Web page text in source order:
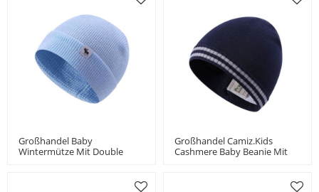
Großhandel Baby
Wintermütze Mit Double
Großhandel Camiz.kids
Cashmere Baby Beanie Mit